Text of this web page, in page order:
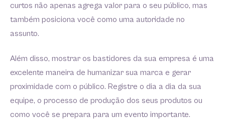
curtos não apenas agrega valor para o seu público, mas
também posiciona você como uma autoridade no
assunto.
Além disso, mostrar os bastidores da sua empresa é uma
excelente maneira de humanizar sua marca e gerar
proximidade com o público. Registre o dia a dia da sua
equipe, o processo de produção dos seus produtos ou
como você se prepara para um evento importante.